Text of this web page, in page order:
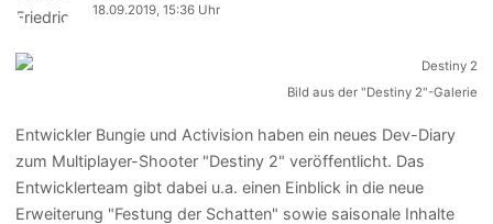
18.09.2019, 15:36 Uhr
Bild aus der "Destiny 2"-Galerie
Entwickler Bungie und Activision haben ein neues Dev-Diary
zum Multiplayer-Shooter "Destiny 2" veröffentlicht. Das
Entwicklerteam gibt dabei u.a. einen Einblick in die neue
Erweiterung "Festung der Schatten" sowie saisonale Inhalte